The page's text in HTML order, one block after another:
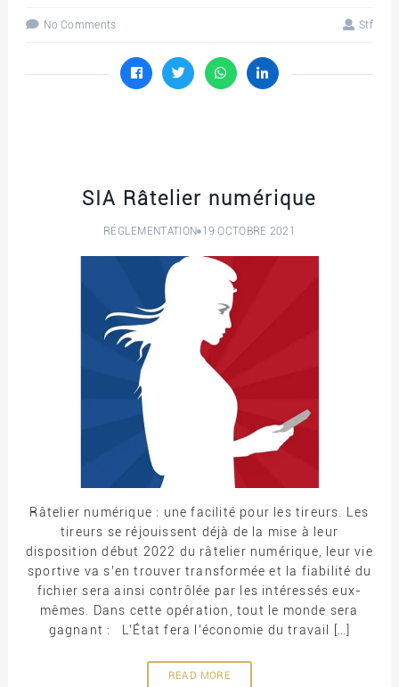
No Comments Stf
SIA Râtelier numérique
RÉGLEMENTATION 19 OCTOBRE 2021
Râtelier numérique : une facilité pour les tireurs. Les
tireurs se réjouissent déjà de la mise à leur
disposition début 2022 du râtelier numérique, leur vie
sportive va s’en trouver transformée et la fiabilité du
fichier sera ainsi contrôlée par les intéressés eux-
mêmes. Dans cette opération, tout le monde sera
gagnant : L’État fera l’économie du travail […]
READ MORE